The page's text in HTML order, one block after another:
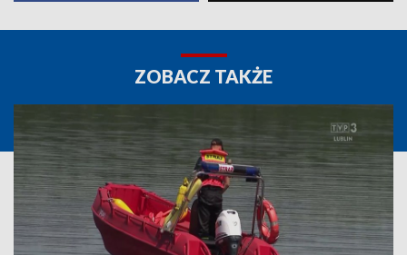
ZOBACZ TAKŻE